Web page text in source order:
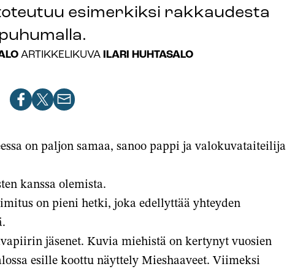
esimerkiksi rakkaudesta
puhumalla.
ARTIKKELIKUVAILARI HUHTASALO
Jaa
artikkeli
Jaa
artikkeli
palvelussa
Jaa
artikkeli
on paljon samaa, sanoo pappi ja valokuvataiteilija
kanssa olemista.
on pieni hetki, joka edellyttää yhteyden
jäsenet. Kuvia miehistä on kertynyt vuosien
esille koottu näyttely Mieshaaveet. Viimeksi